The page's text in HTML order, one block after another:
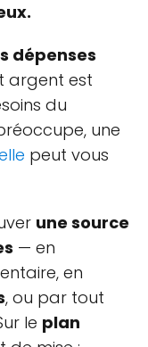
dépenses
argent est
du
une
peut vous
une source
— en
en
, ou par tout
le plan